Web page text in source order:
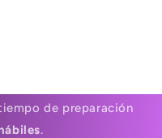
de preparación
.